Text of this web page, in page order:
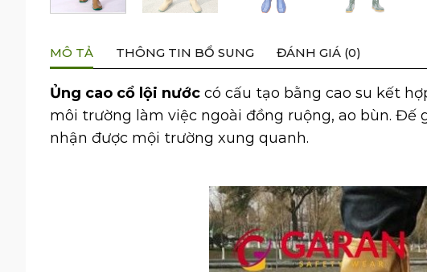
MÔ TẢ THÔNG TIN BỔ SUNG ĐÁNH GIÁ (0)
Ủng cao cổ lội nước có cấu tạo bằng cao su kết
môi trường làm việc ngoài đồng ruộng, ao bùn.
nhận được mội trường xung quanh.